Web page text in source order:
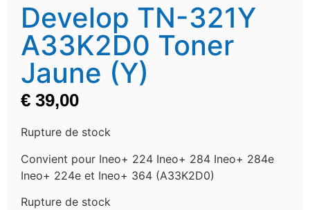
Develop TN-321Y
A33K2D0 Toner
Jaune (Y)
€ 39,00
Rupture de stock
Convient pour Ineo+ 224 Ineo+ 284 Ineo+ 284e
Ineo+ 224e et Ineo+ 364 (A33K2D0)
Rupture de stock